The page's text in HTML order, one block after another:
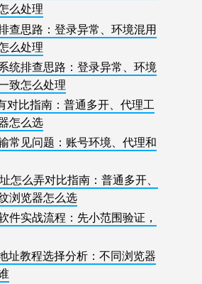
么处理
查思路：登录异常、环境混用
么处理
统排查思路：登录异常、环境
致怎么处理
对比指南：普通多开、代理工
怎么选
常见问题：账号环境、代理和
怎么弄对比指南：普通多开、
浏览器怎么选
件实战流程：先小范围验证，
址教程选择分析：不同浏览器